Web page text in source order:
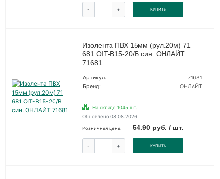
- + КУПИТЬ
Изолента ПВХ 15мм (рул.20м) 71
681 OIT-B15-20/B син. ОНЛАЙТ
71681
Артикул:
71681
Бренд:
ОНЛАЙТ
На складе 1045 шт.
Обновлено 08.08.2026
Розничная цена: 54.90 руб. / шт.
- + КУПИТЬ